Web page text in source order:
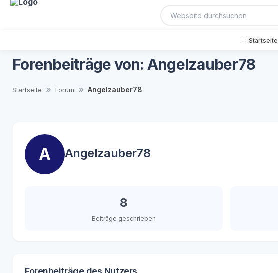
Startseite
Forenbeiträge von: Angelzauber78
Startseite Forum Angelzauber78
A Angelzauber78
8
Beiträge geschrieben